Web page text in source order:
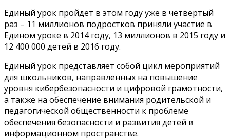
Единый урок пройдет в этом году уже в четвертый
раз – 11 миллионов подростков приняли участие в
Едином уроке в 2014 году, 13 миллионов в 2015 году и
12 400 000 детей в 2016 году.
Единый урок представляет собой цикл мероприятий
для школьников, направленных на повышение
уровня кибербезопасности и цифровой грамотности,
а также на обеспечение внимания родительской и
педагогической общественности к проблеме
обеспечения безопасности и развития детей в
информационном пространстве.